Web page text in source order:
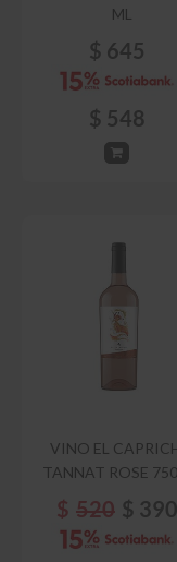
ML
$ 645
$ 548
VINO EL
TANNAT ROSE 750
$ 520 $ 390